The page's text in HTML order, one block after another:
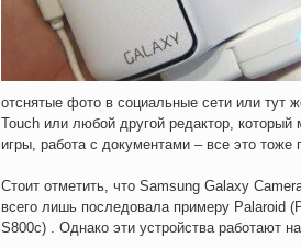
Всемирно известная
отснятые фото в социальные сети или тут
Touch или любой другой редактор,
игры, работа с документами – все это тоже
Стоит отметить, что Samsung Galaxy
всего лишь последовала примеру Palaroid
S800c) . Однако эти устройства работают